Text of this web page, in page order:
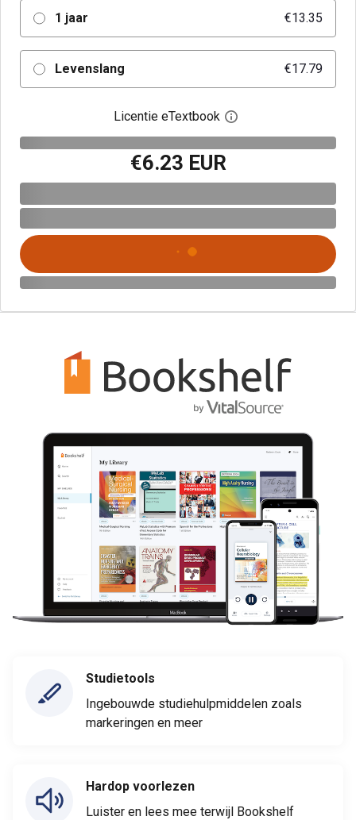
1 jaar €13.35
Levenslang €17.79
Licentie eTextbook Open het
€6.23 EUR
Studietools
Ingebouwde studiehulpmiddelen zoals
markeringen en meer
Hardop voorlezen
Luister en lees mee terwijl Bookshelf